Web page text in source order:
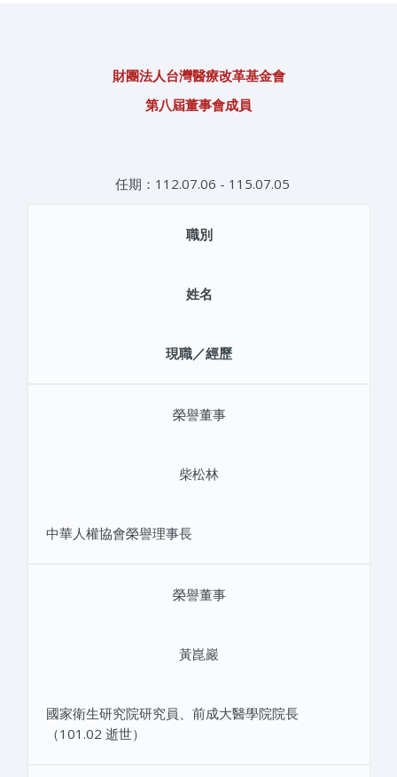
財團法人台灣醫療改革基金會
第八屆董事會成員
任期：112.07.06 - 115.07.05
職別
姓名
現職／經歷
榮譽董事
柴松林
中華人權協會榮譽理事長
榮譽董事
黃崑巖
國家衛生研究院研究員、前成大醫學院院長
（101.02 逝世）